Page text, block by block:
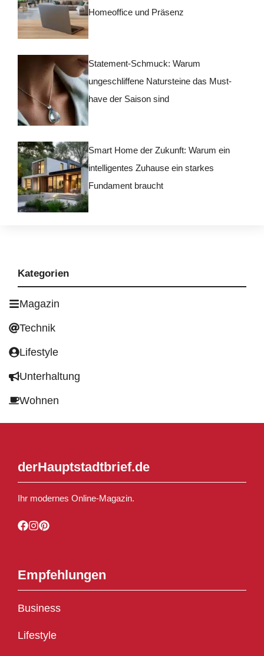
Homeoffice und Präsenz
Statement-Schmuck: Warum
ungeschliffene Natursteine das Must-
have der Saison sind
Smart Home der Zukunft: Warum ein
intelligentes Zuhause ein starkes
Fundament braucht
Kategorien
Magazin
Technik
Lifestyle
Unterhaltung
Wohnen
derHauptstadtbrief.de
Ihr modernes Online-Magazin.
Empfehlungen
Business
Lifestyle